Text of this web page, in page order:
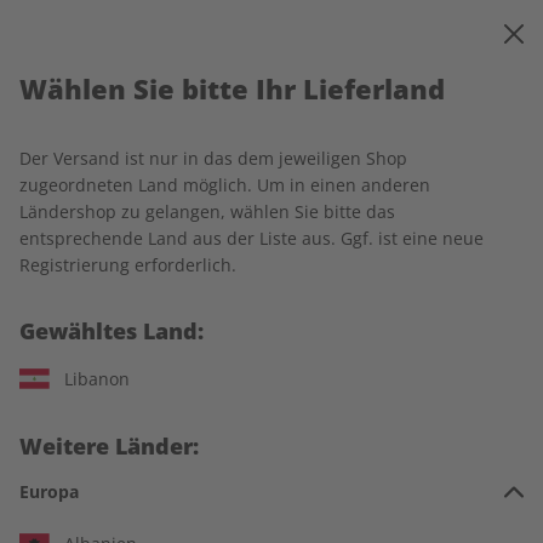
Startseite Lieferung und Zahlung
Lieferung und Zahlung
Erscheinungsfrequenz
Von den Sprachmagazinen Spotlight, Écoute, Ecos, Adesso
und Deutsch perfekt erscheinen jeweils 14 Ausgaben im Jahr,
von Business Spotlight 12 Ausgaben.
Preise und Versandkosten
Wählen Sie bitte Ihr Lieferland
Der Versand ist nur in das dem jeweiligen Shop
zugeordneten Land möglich. Um in einen anderen
Ländershop zu gelangen, wählen Sie bitte das
entsprechende Land aus der Liste aus. Ggf. ist eine neue
Registrierung erforderlich.
Gewähltes Land:
Libanon
Weitere Länder:
Europa